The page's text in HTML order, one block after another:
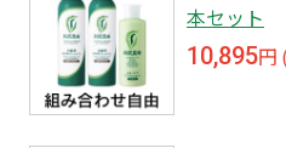
本セット
10,895円